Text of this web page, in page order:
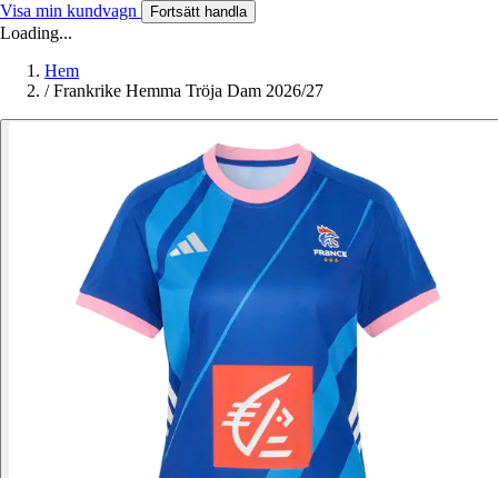
Visa min kundvagn Fortsätt handla
Loading...
Hem
/ Frankrike Hemma Tröja Dam 2026/27